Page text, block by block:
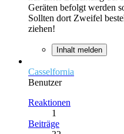
Geräten befolgt werden
Sollten dort Zweifel
ziehen!
Inhalt melden
Casselfornia
Benutzer
Reaktionen
1
Beiträge